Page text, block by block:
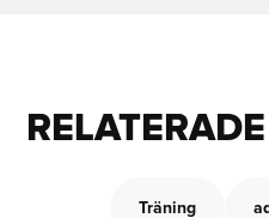
Träning